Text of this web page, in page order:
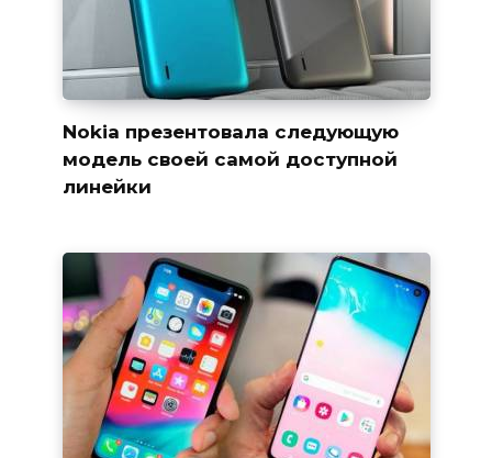
Nokia презентовала следующую
модель своей самой доступной
линейки